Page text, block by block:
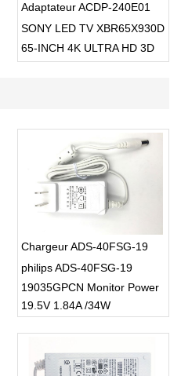
Adaptateur ACDP-240E01
SONY LED TV XBR65X930D
65-INCH 4K ULTRA HD 3D
Chargeur ADS-40FSG-19
philips ADS-40FSG-19
19035GPCN Monitor Power
Supply
19.5V 1.84A /34W